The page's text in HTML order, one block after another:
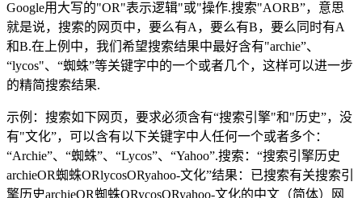
Google用大写的"OR"表示逻辑"或"操作.搜索"AORB”，意思
就是说，搜索的网页中，要么有A，要么有B，要么同时有A
和B.在上例中，我们希望搜索结果中最好含有"archie”、
“lycos"、“蜘蛛”等关键字中的一个或者几个，这样可以进一步
的精简搜索结果.
示例：搜索如下网页，要求必须含有“搜索引擎"和"历史”，没
有"文化”，可以含有以下关键字中人任何一个或者多个：
“Archie”、“蜘蛛”、“Lycos”、“Yahoo”.搜索：“搜索引擎历史
archieOR蜘蛛ORlycosORyahoo-文化”结果：已搜索有关搜索引
擎历史archieOR蜘蛛ORycosORyahoo-文化的中文（简体）网